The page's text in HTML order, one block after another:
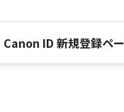
Canon ID 新規登録ペ